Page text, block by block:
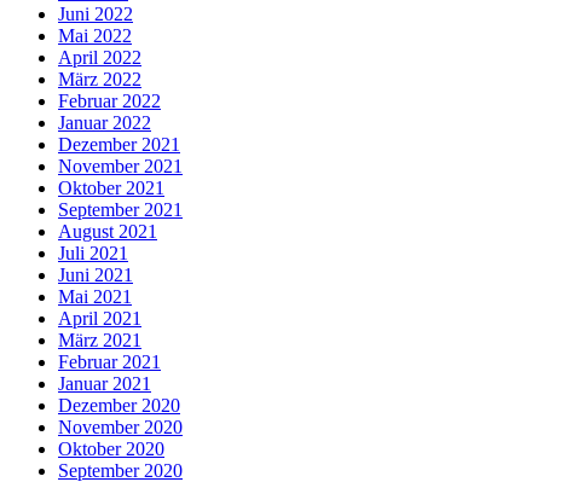
Juni 2022
Mai 2022
April 2022
März 2022
Februar 2022
Januar 2022
Dezember 2021
November 2021
Oktober 2021
September 2021
August 2021
Juli 2021
Juni 2021
Mai 2021
April 2021
März 2021
Februar 2021
Januar 2021
Dezember 2020
November 2020
Oktober 2020
September 2020